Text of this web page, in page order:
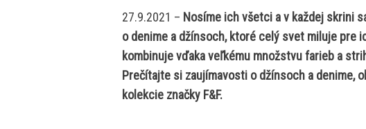
27.9.2021 – Nosíme ich všetci a v každej skrini
o denime a džínsoch, ktoré celý svet miluje pre
kombinuje vďaka veľkému množstvu farieb a
Prečítajte si zaujímavosti o džínsoch a denime,
kolekcie značky F&F.